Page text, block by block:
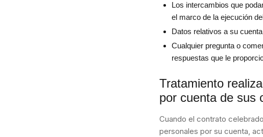
Los intercambios que
el marco de la ejecución
Datos relativos a su
Cualquier pregunta o
respuestas que le
Tratamiento
por cuenta de sus
Cuando el contrato
personales por su cuenta,